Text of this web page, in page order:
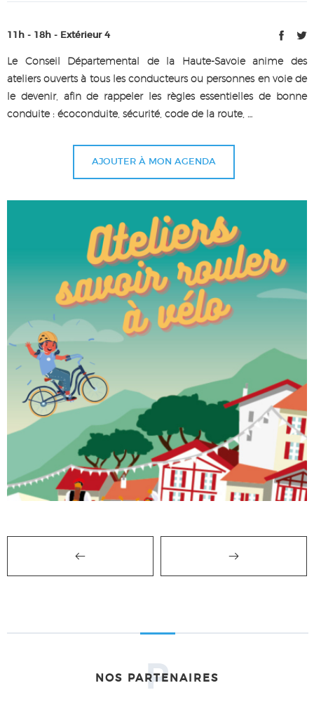
11h - 18h - Extérieur 4
Le Conseil Départemental de la Haute-Savoie anime des
ateliers ouverts à tous les conducteurs ou personnes en voie de
le devenir, afin de rappeler les règles essentielles de bonne
conduite : écoconduite, sécurité, code de la route, …
AJOUTER À MON AGENDA
NOS PARTENAIRES
P